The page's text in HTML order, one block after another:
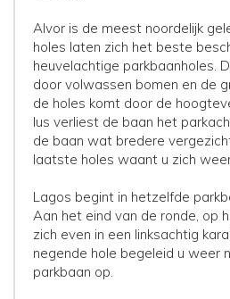
Alvor is de meest noordelijk
holes laten zich het beste
heuvelachtige parkbaanholes.
door volwassen bomen en de
de holes komt door de
lus verliest de baan het
de baan wat bredere
laatste holes waant u zich
Lagos begint in hetzelfde
Aan het eind van de ronde, op
zich even in een linksachtig
negende hole begeleid u weer
parkbaan op.